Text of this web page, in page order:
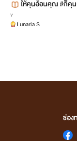
ให้คุนอ้อนคุณ #ก็คุน
Y
Lunaria.S
ช่อง